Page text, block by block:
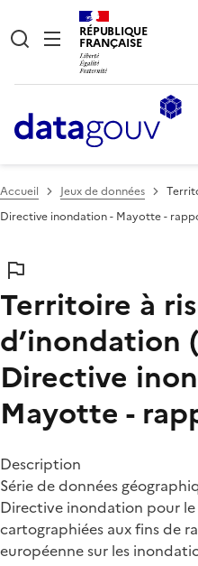
RÉPUBLIQUE
FRANÇAISE
Accueil Jeux de données
Directive inondation - Mayotte -
Territoire à
d’inondation
Directive
Mayotte -
Description
Série de données
Directive inondation pour
cartographiées aux fins de
européenne sur les